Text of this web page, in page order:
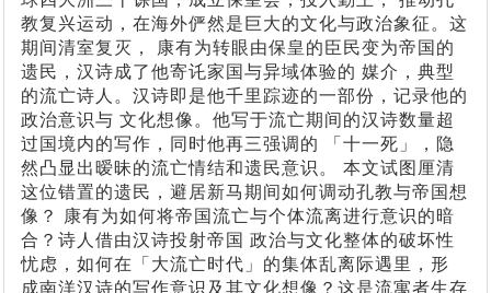
教复兴运动，在海外俨然是巨大的文化与政治象征。这
期间清室复灭， 康有为转眼由保皇的臣民变为帝国的
遗民，汉诗成了他寄讬家国与异域体验的 媒介，典型
的流亡诗人。汉诗即是他千里踪迹的一部份，记录他的
政治意识与 文化想像。他写于流亡期间的汉诗数量超
过国境内的写作，同时他再三强调的 「十一死」，隐
然凸显出暧昧的流亡情结和遗民意识。 本文试图厘清
这位错置的遗民，避居新马期间如何调动孔教与帝国想
像？ 康有为如何将帝国流亡与个体流离进行意识的暗
合？诗人借由汉诗投射帝国 政治与文化整体的破坏性
忧虑，如何在「大流亡时代」的集体乱离际遇里，形
成南洋汉诗的写作意识及其文化想像？这是流寓者生存